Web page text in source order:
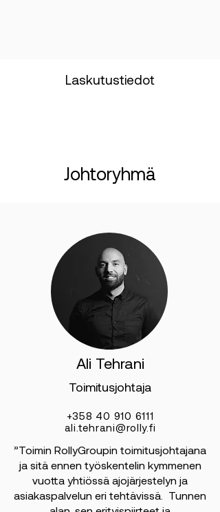
Laskutustiedot
Johtoryhmä
Ali Tehrani
Toimitusjohtaja
+358 40 910 6111
ali.tehrani@rolly.fi
”Toimin RollyGroupin toimitusjohtajana
ja sitä ennen työskentelin kymmenen
vuotta yhtiössä ajojärjestelyn ja
asiakaspalvelun eri tehtävissä. Tunnen